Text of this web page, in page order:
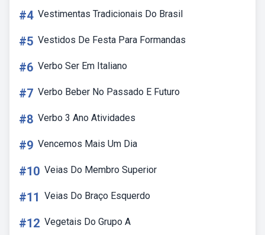
#4 Vestimentas Tradicionais Do Brasil
#5 Vestidos De Festa Para Formandas
#6 Verbo Ser Em Italiano
#7 Verbo Beber No Passado E Futuro
#8 Verbo 3 Ano Atividades
#9 Vencemos Mais Um Dia
#10 Veias Do Membro Superior
#11 Veias Do Braço Esquerdo
#12 Vegetais Do Grupo A